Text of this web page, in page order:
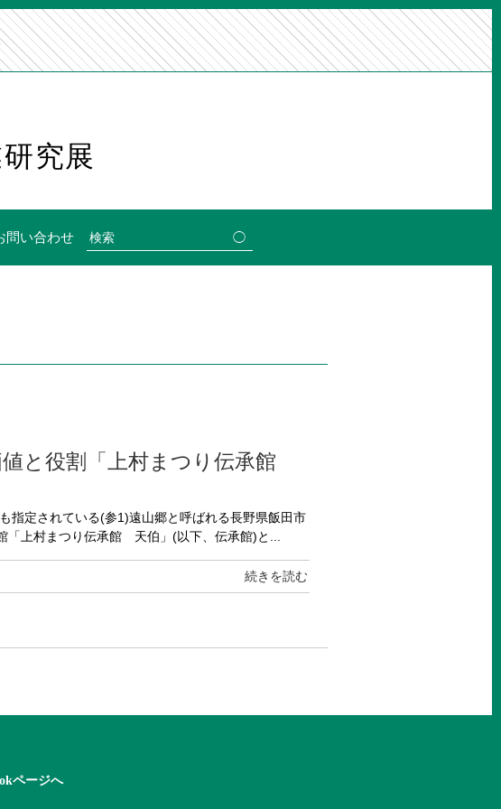
究展
問い合わせ
と役割「上村まつり伝承館
指定されている(参1)遠山郷と呼ばれる長野県飯田市
「上村まつり伝承館 天伯」(以下、伝承館)と...
続きを読む
ページへ